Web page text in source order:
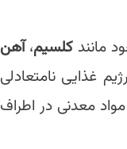
مانندکلسیم،آهن
غذایی نامتعادلی
معدنی در اطراف